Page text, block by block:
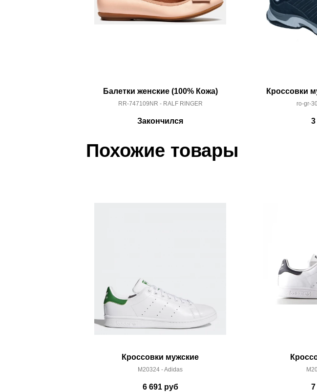
Балетки женские (100% Кожа)
RR-747109NR - RALF RINGER
Закончился
Кроссовки
ro-gr-
3
Похожие товары
Кроссовки мужские
M20324 - Adidas
6 691руб 7